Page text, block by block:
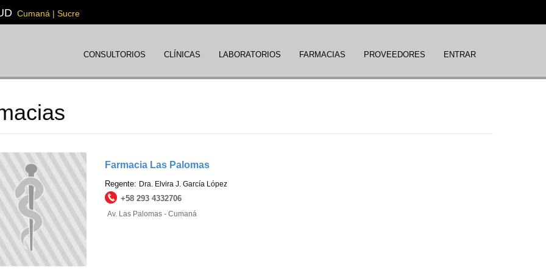
Cumaná | Sucre
CONSULTORIOS CLÍNICAS LABORATORIOS FARMACIAS PROVEEDORES ENTRAR
Farmacia Las Palomas
Regente: Dra. Elvira J. García López
+58 293 4332706
Av. Las Palomas - Cumaná